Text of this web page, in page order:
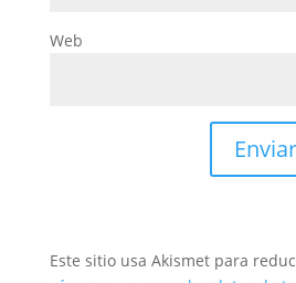
Web
Este sitio usa Akismet para